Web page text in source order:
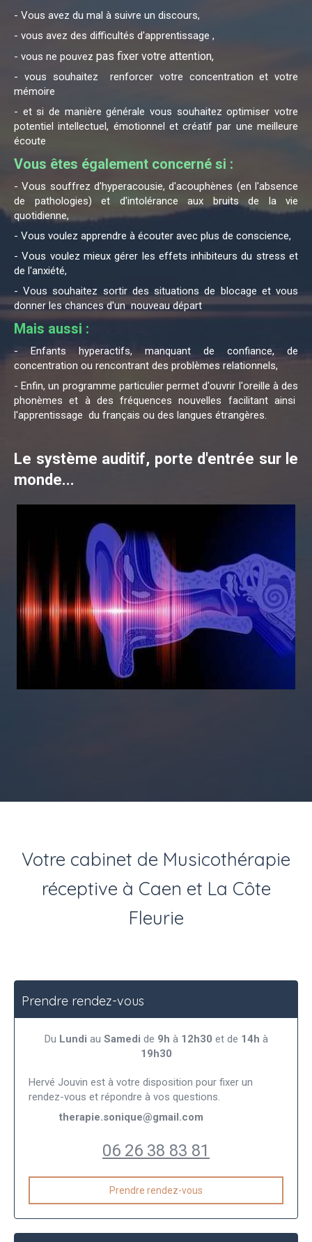
- Vous avez du mal à suivre un discours,
- vous avez des difficultés d'apprentissage ,
- vous ne pouvez pas fixer votre attention,
- vous souhaitez renforcer votre concentration et votre
mémoire
- et si de manière générale vous souhaitez optimiser votre
potentiel intellectuel, émotionnel et créatif par une meilleure
écoute
Vous êtes également concerné si :
- Vous souffrez d'hyperacousie, d'acouphènes (en l'absence
de pathologies) et d'intolérance aux bruits de la vie
quotidienne,
- Vous voulez apprendre à écouter avec plus de conscience,
- Vous voulez mieux gérer les effets inhibiteurs du stress et
de l'anxiété,
- Vous souhaitez sortir des situations de blocage et vous
donner les chances d'un nouveau départ
Mais aussi :
- Enfants hyperactifs, manquant de confiance, de
concentration ou rencontrant des problèmes relationnels,
- Enfin, un programme particulier permet d'ouvrir l'oreille à des
phonèmes et à des fréquences nouvelles facilitant ainsi
l'apprentissage du français ou des langues étrangères.
Le système auditif, porte d'entrée sur le
monde...
Votre cabinet de Musicothérapie
réceptive à Caen et La Côte
Fleurie
Prendre rendez-vous
Du Lundi au Samedi de 9h à 12h30 et de 14h à
19h30
Hervé Jouvin est à votre disposition pour fixer un
rendez-vous et répondre à vos questions.
therapie.sonique@gmail.com
06 26 38 83 81
Prendre rendez-vous